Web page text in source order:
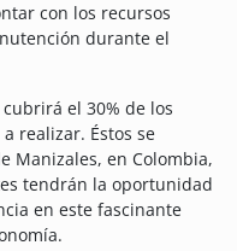
con los recursos
durante el
el 30% de los
realizar. Éstos se
Manizales, en Colombia,
tendrán la oportunidad
en este fascinante